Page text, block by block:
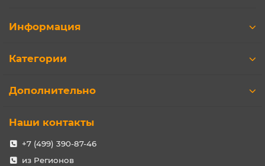
Информация
Категории
Дополнительно
Наши контакты
+7 (499) 390-87-46
из Регионов